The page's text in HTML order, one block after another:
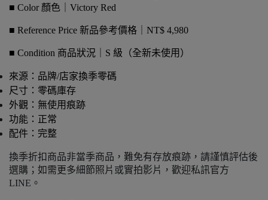
■ Color 顏色｜Victory Red
■ Reference Price 新品參考價格｜NT$ 4,980
■ Condition 商品狀況｜S 級（全新未使用）
來源：品牌/店家換季零碼
尺寸：零碼庫存
外觀：無使用痕跡
功能：正常
配件：完整
換季折扣商品非當季商品，難免有存放痕跡，請謹慎評估後
選購；如需更多細節照片或實拍影片，歡迎私訊官方
LINE。